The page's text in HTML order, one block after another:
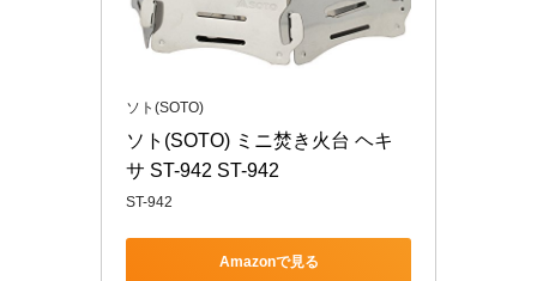
ソト(SOTO)
ソト(SOTO) ミニ焚き火台 ヘキ
サ ST-942 ST-942
ST-942
Amazonで見る